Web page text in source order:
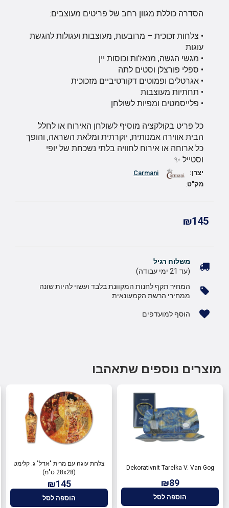
הסדרה כוללת מגוון רחב של פריטים מעוצבים:
• צלחות זכוכית – מרובעות, מעוצבות ועגולות להגשת
עוגות
• מגשי הגשה, מנאז'ות וכוסות יין
• ספלי פורצלן וסטים לתה
• אגרטלים ופמוטים דקורטיביים מזכוכית
• תחתיות מעוצבות
• פלייסמטים ומפיות לשולחן
כל פריט בקולקציה מוסיף לשולחן האירוח או לחלל
הבית אווירה אמנותית, יוקרתית ומלאת השראה, והופך
כל ארוחה או אירוח לחוויה בלתי נשכחת של יופי
וסטייל ✨
יצרן:
Carmani
מק"ט:
₪145
משלוח רגיל
(עד 21 ימי עבודה)
המחיר תקף לחנות המקוונת בלבד ועשוי להיות שונה
ממחירי הרשת הקמעונאית
הוסף למועדפים
מוצרים נוספים שתאהבו
Dekorativnit Tarelka V. Van Gog
₪89
הוספה לסל
צלחת עוגה עם מרית "אדל" ג. קלימט
(28x28 ס"מ)
₪145
הוספה לסל